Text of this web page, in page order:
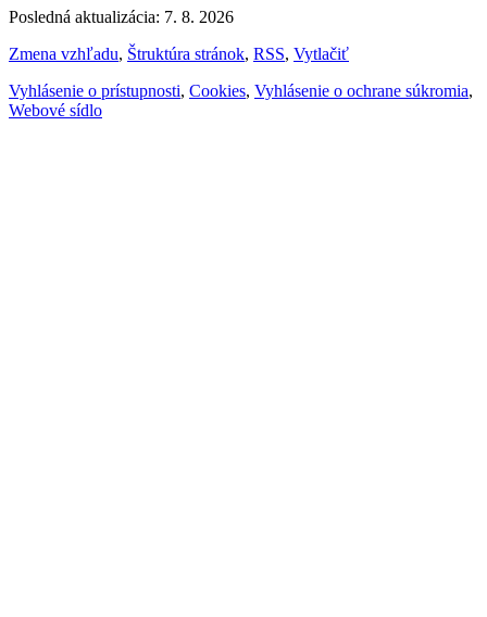
Posledná aktualizácia: 7. 8. 2026
Zmena vzhľadu, Štruktúra stránok, RSS, Vytlačiť
Vyhlásenie o prístupnosti, Cookies, Vyhlásenie o ochrane súkromia,
Webové sídlo